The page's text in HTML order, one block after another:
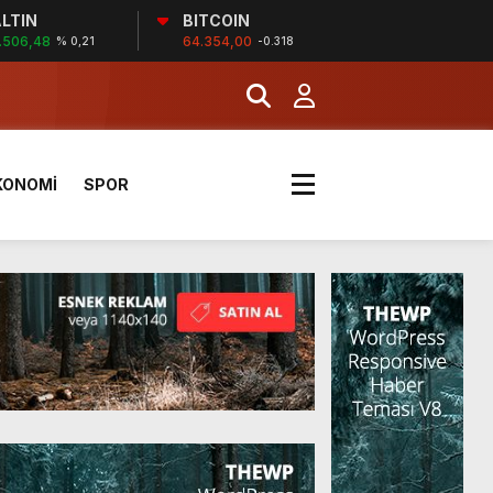
% 0,21
BITCOIN
64.354,00 -0.318
SPOR